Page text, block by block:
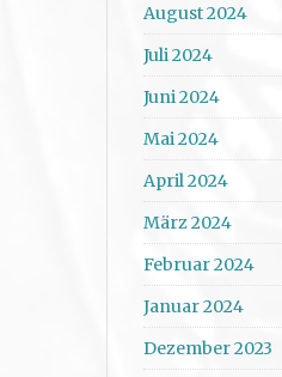
August 2024
Juli 2024
Juni 2024
Mai 2024
April 2024
März 2024
Februar 2024
Januar 2024
Dezember 2023